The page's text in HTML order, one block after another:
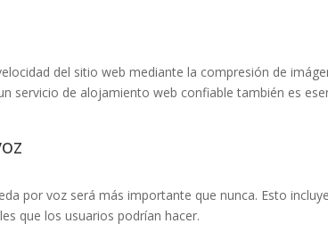
del sitio web mediante la compresión de
servicio de alojamiento web confiable también es
por voz será más importante que nunca. Esto
que los usuarios podrían hacer.